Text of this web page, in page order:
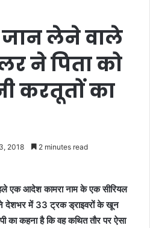
जान लेने वाले
ने पिता को
करतूतों का
2018 2 minutes read
एक आदेश कामरा नाम के एक सीरियल
देशभर में 33 ट्रक ड्राइवरों के खून
का कहना है कि वह कथित तौर पर ऐसा